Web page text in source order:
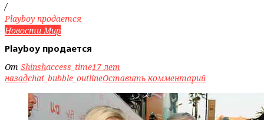
/
Playboy продается
Новости Мир
Playboy продается
От Shinshaccess_time17 лет
назадchat_bubble_outlineОставить комментарий